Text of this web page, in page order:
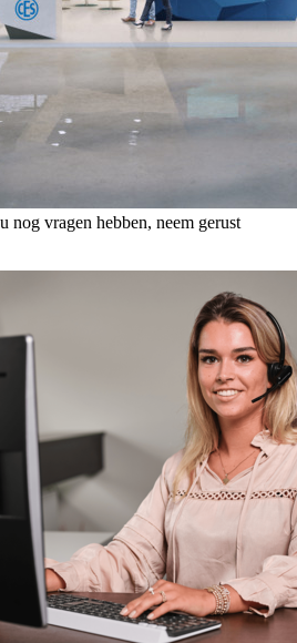
nog vragen hebben, neem gerust